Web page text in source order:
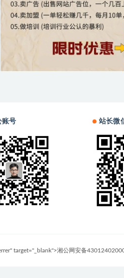
账号 站长微
target="_blank">湘公网安备